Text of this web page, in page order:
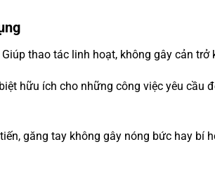
thao tác linh hoạt, không gây cản trở
hữu ích cho những công việc yêu cầu
găng tay không gây nóng bức hay bí